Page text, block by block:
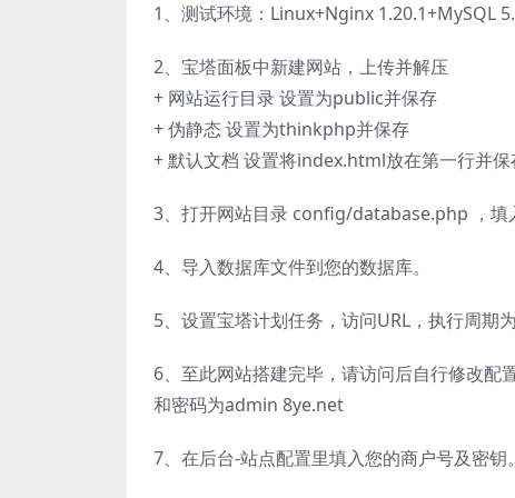
1、测试环境：Linux+Nginx 1.20.1+MySQL
2、宝塔面板中新建网站，上传并解压
+ 网站运行目录 设置为public并保存
+ 伪静态 设置为thinkphp并保存
+ 默认文档 设置将index.html放在第一行并保
3、打开网站目录 config/database.php ，填
4、导入数据库文件到您的数据库。
5、设置宝塔计划任务，访问URL，执行周
6、至此网站搭建完毕，请访问后自行修改
和密码为admin 8ye.net
7、在后台-站点配置里填入您的商户号及密钥。